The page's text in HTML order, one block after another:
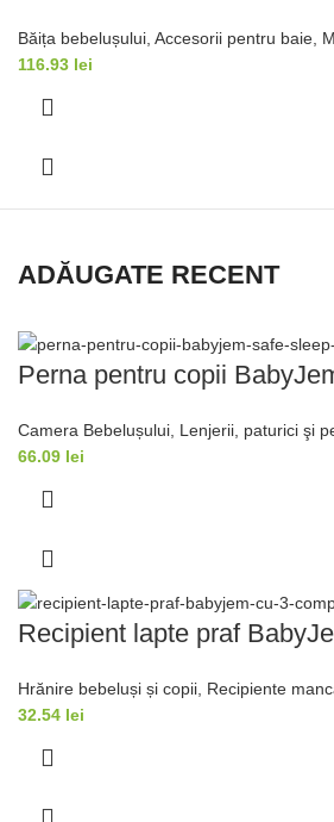
Băița bebelușului,Accesorii pentru baie,
116.93 lei
ADĂUGATE RECENT
Perna pentru copii
Camera Bebelușului Lenjerii, paturici şi
66.09 lei
Recipient lapte praf
Hrănire bebeluși și copii Recipiente
32.54 lei